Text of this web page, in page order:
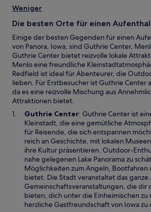
n
e
t
n
e
n
s
t
e
r
g
ö
f
f
n
e
t
Weniger
Die besten Orte für einen
Einige der besten Gegenden für einen
von Panora, Iowa, sind Guthrie Center,
Guthrie Center bietet reizvolle lokale
Menlo eine freundliche
Redfield ist ideal für Abenteurer, die
lieben. Für Erstbesucher ist Guthrie Center
da es eine reizvolle Mischung aus
Attraktionen bietet.
Guthrie CenterW
i
r
d
i
n
e
i
n
e
m
: Guthrie Center ist
Kleinstadt, die eine gemütliche
für Reisende, die sich entspannen
reich an Geschichte, mit lokalen
ihre Kultur präsentieren. Outdoor-
nahe gelegenen Lake Panorama zu
Möglichkeiten zum Angeln, Bootfahren
bietet. Die Stadt veranstaltet das ganze
Gemeinschaftsveranstaltungen, die dir
bieten, dich unter die Einheimischen zu
herzliche Gastfreundschaft von Iowa zu